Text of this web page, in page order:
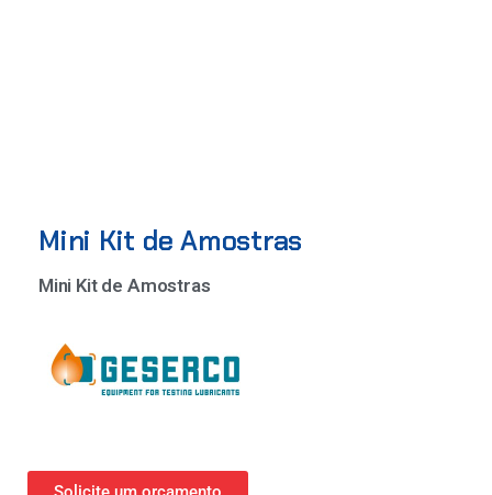
Mini Kit de Amostras
Mini Kit de Amostras